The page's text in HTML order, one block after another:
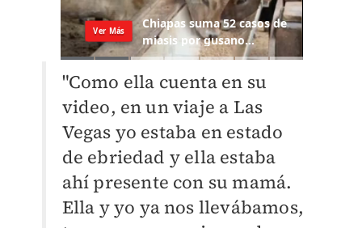
"Como ella cuenta en su
video, en un viaje a Las
Vegas yo estaba en estado
de ebriedad y ella estaba
ahí presente con su mamá.
Ella y yo ya nos llevábamos,